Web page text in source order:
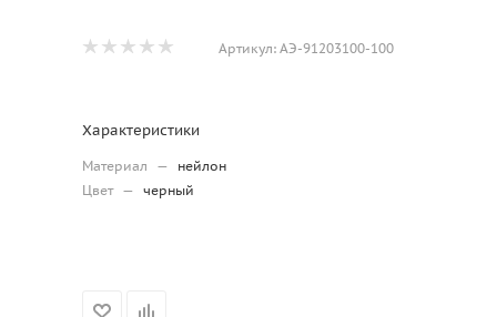
Артикул: АЭ-91203100-100
Характеристики
Материал —
нейлон
Цвет — черный